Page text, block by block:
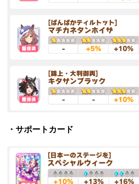
・サポートカード